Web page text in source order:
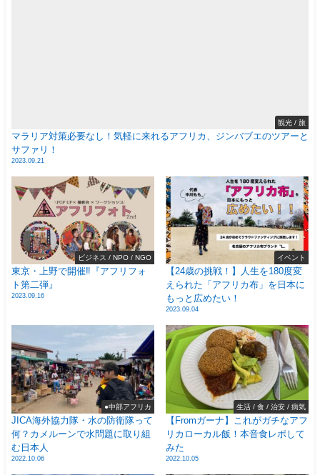
観光 / 旅
マラリア対策必要なし！気軽に来れるアフリカ、ジンバブエのツアーと
サファリ！
2023.09.21
ビジネス / NPO / NGO
東京・上野で開催‼️『アフリフォ
ト第二弾』
2023.09.16
イベント
【24歳の挑戦！】人生を180度変
えられた「アフリカ布」を日本に
もっと広めたい！
2023.09.04
●中部アフリカ
JICA海外協力隊・水の防衛隊って
何？カメルーンで水問題に取り組
む日本人
2022.10.06
生活 / 食 / 治安 / 病気
【Fromガーナ】これがガチなアフ
リカローカル飯！本音食レポして
みた
2022.10.05